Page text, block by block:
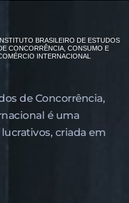
de Concor­rência,
é uma
criada em